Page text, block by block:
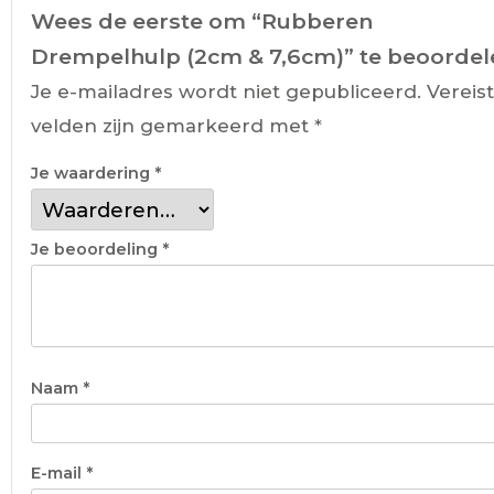
Wees de eerste om “Rubberen
Drempelhulp (2cm & 7,6cm)” te
Je e-mailadres wordt niet gepubliceerd.
velden zijn gemarkeerd met *
Je waardering *
Je beoordeling *
Naam *
E-mail *